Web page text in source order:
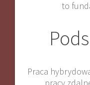
to
Praca
pracy